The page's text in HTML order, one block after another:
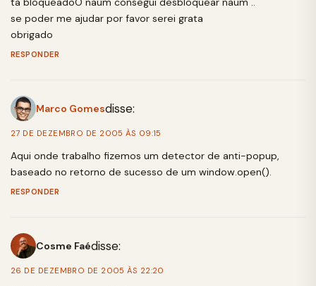
se poder me ajudar por favor serei grata
obrigado
RESPONDER
Marco Gomesdisse:
27 DE DEZEMBRO DE 2005 ÀS 09:15
Aqui onde trabalho fizemos um detector de anti-popup,
baseado no retorno de sucesso de um window.open().
RESPONDER
Cosme Faédisse:
26 DE DEZEMBRO DE 2005 ÀS 22:20